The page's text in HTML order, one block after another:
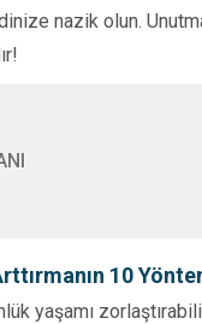
nazik olun.
10
yaşamı